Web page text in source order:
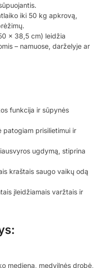
iki 50 kg apkrovą,
x 38,5 cm) leidžia
– namuose, darželyje ar
funkcija ir sūpynės
patogiam prisilietimui ir
ugdymą, stiprina
kraštais saugo vaikų odą
įleidžiamais varžtais ir
mediena, medvilnės drobė,